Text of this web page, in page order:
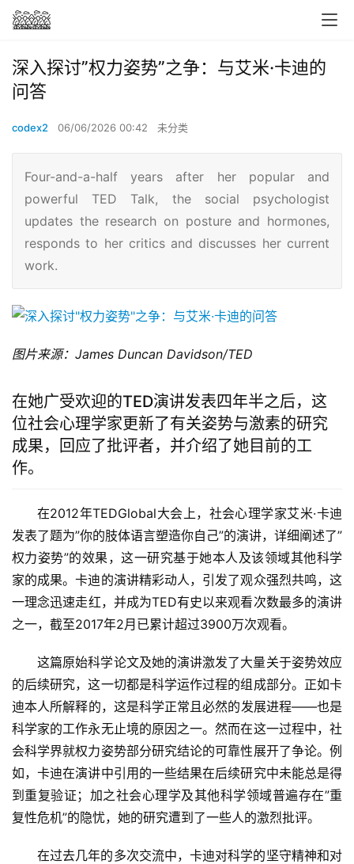
深入探讨”权力姿势”之争：与艾米·卡迪的
问答
codex2 06/06/2026 00:42 未分类
Four-and-a-half years after her popular and
powerful TED Talk, the social psychologist
updates the research on posture and hormones,
responds to her critics and discusses her current
work.
图片来源：James Duncan Davidson/TED
在她广受欢迎的TED演讲发表四年半之后，这
位社会心理学家更新了有关姿势与激素的研究
成果，回应了批评者，并介绍了她目前的工
作。
在2012年TEDGlobal大会上，社会心理学家艾米·卡迪
发表了题为”你的肢体语言塑造你自己”的演讲，详细阐述了”
权力姿势”的效果，这一研究基于她本人及该领域其他科学
家的成果。卡迪的演讲精彩动人，引发了观众强烈共鸣，这
一理念迅速走红，并成为TED有史以来观看次数最多的演讲
之一，截至2017年2月已累计超过3900万次观看。
这篇原始科学论文及她的演讲激发了大量关于姿势效应
的后续研究，这一切都是科学运作过程的组成部分。正如卡
迪本人所解释的，这是科学正常且必然的发展进程——也是
科学家的工作永无止境的原因之一。然而在这一过程中，社
会科学界就权力姿势部分研究结论的可靠性展开了争论。例
如，卡迪在演讲中引用的一些结果在后续研究中未能总是得
到重复验证；加之社会心理学及其他科学领域普遍存在”重
复性危机”的隐忧，她的研究遭到了一些人的激烈批评。
在过去几年的多次交流中，卡迪对科学的坚守精神和对